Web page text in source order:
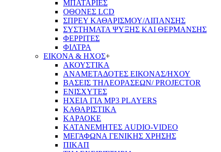
ΜΠΑΤΑΡΙΕΣ
ΟΘΟΝΕΣ LCD
ΣΠΡΕΥ ΚΑΘΑΡΙΣΜΟΥ/ΛΙΠΑΝΣΗΣ
ΣΥΣΤΗΜΑΤΑ ΨΥΞΗΣ ΚΑΙ ΘΕΡΜΑΝΣΗΣ
ΦΕΡΡΙΤΕΣ
ΦΙΛΤΡΑ
ΕΙΚΟΝΑ & ΗΧΟΣ+
ΑΚΟΥΣΤΙΚΑ
ΑΝΑΜΕΤΑΔΟΤΕΣ ΕΙΚΟΝΑΣ/ΗΧΟΥ
ΒΑΣΕΙΣ ΤΗΛΕOΡΑΣΕΩΝ/ PROJECTOR
ΕΝΙΣΧΥΤΕΣ
ΗΧΕΙΑ ΓΙΑ MP3 PLAYERS
ΚΑΘΑΡΙΣΤΙΚΑ
ΚΑΡΑΟΚΕ
ΚΑΤΑΝΕΜΗΤΕΣ AUDIO-VIDEO
ΜΕΓΑΦΩΝΑ ΓΕΝΙΚΗΣ ΧΡΗΣΗΣ
ΠΙΚΑΠ